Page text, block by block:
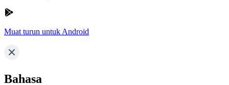
Muat turun untuk Android
Bahasa